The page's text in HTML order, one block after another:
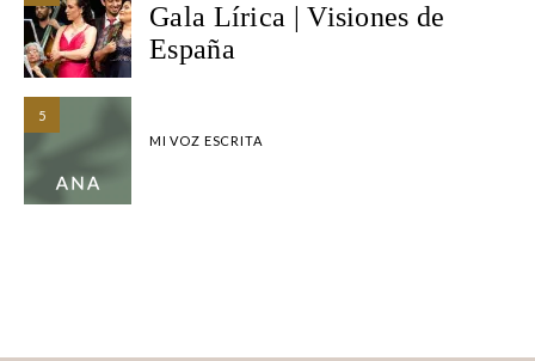
Gala Lírica | Visiones de
España
5
MI VOZ ESCRITA